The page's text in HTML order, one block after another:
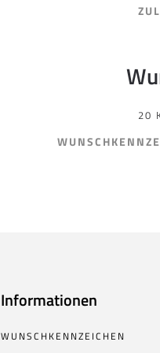
20
Informationen
WUNSCHKENNZEICHEN